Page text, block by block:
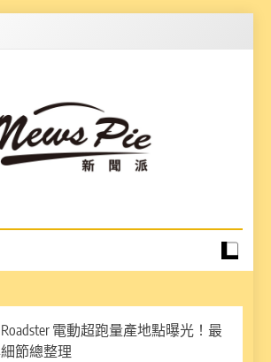
電動超跑量產地點曝光！最
節總整理